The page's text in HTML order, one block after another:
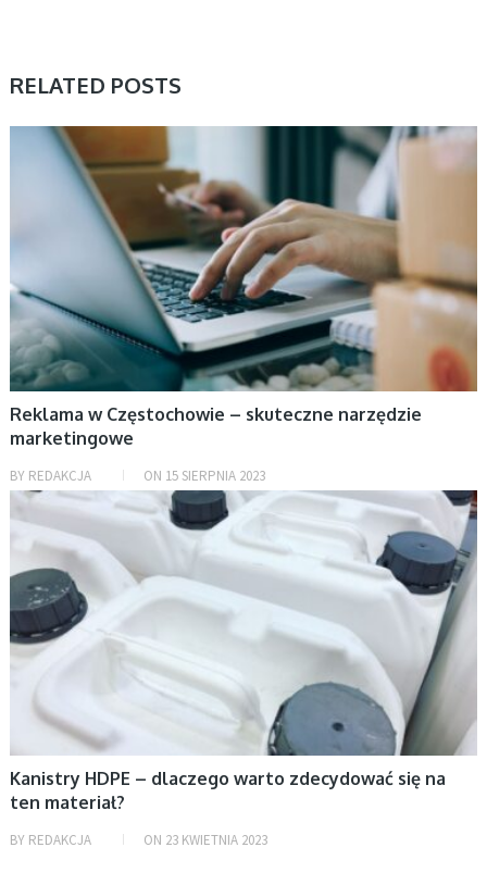
RELATED POSTS
AKTUALNOŚCI
Reklama w Częstochowie – skuteczne narzędzie
marketingowe
BY REDAKCJA ON 15 SIERPNIA 2023
AKTUALNOŚCI
Kanistry HDPE – dlaczego warto zdecydować się na
ten materiał?
BY REDAKCJA ON 23 KWIETNIA 2023